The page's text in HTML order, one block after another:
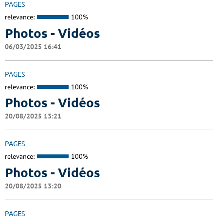
PAGES
relevance: 100%
Photos - Vidéos
06/03/2025 16:41
PAGES
relevance: 100%
Photos - Vidéos
20/08/2025 13:21
PAGES
relevance: 100%
Photos - Vidéos
20/08/2025 13:20
PAGES